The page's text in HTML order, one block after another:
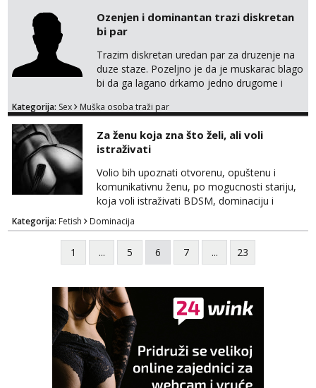
Ozenjen i dominantan trazi diskretan
bi par
Trazim diskretan uredan par za druzenje na
duze staze. Pozeljno je da je muskarac blago
bi da ga lagano drkamo jedno drugome i
iskustva sa cuckold i volio bih upoznati bracni
necemu. Ja sam nepusac, cist, uredan i
diskretan. 195 100 44 godine Strogo okolica
Rijeke lp
Kategorija: Sex Muška osoba traži par
Za ženu koja zna što želi, ali voli
istraživati
Volio bih upoznati otvorenu, opuštenu i
komunikativnu ženu, po mogucnosti stariju,
koja voli istraživati BDSM, dominaciju i
submisiju, roleplay, fetishe i razne oblike
kreativne erotike, kao i sex opcenito.
Obožavam starije, zrele i samopouzdane
zene. Iskustvo, godine, izgled nisu presudni,
koji je upao u monotoniju svakodnevnice.
Ono što mi je važ...
Kategorija: Fetish Dominacija
1 ... 5 6 7 ... 23